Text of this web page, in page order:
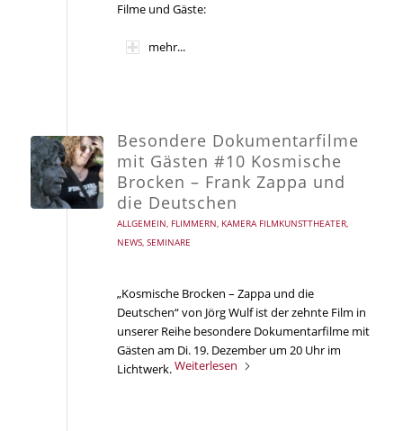
Filme und Gäste:
mehr...
Besondere Dokumentarfilme
mit Gästen #10 Kosmische
Brocken – Frank Zappa und
die Deutschen
ALLGEMEIN, FLIMMERN, KAMERA FILMKUNSTTHEATER,
NEWS, SEMINARE
„Kosmische Brocken – Zappa und die
Deutschen“ von Jörg Wulf ist der zehnte Film in
unserer Reihe besondere Dokumentarfilme mit
Gästen am Di. 19. Dezember um 20 Uhr im
Lichtwerk.Weiterlesen